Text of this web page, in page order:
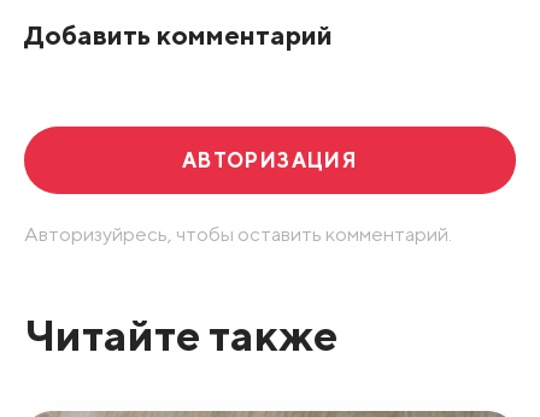
Добавить комментарий
АВТОРИЗАЦИЯ
Авторизуйресь, чтобы оставить комментарий.
Читайте также